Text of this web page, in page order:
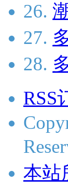
26.
27.
28.
RSS
本站